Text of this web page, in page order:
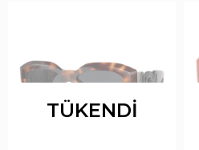
TÜKENDI